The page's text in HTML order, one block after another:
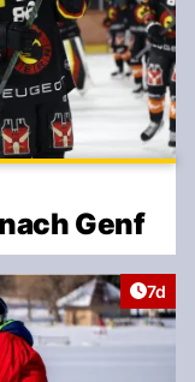
Genf
7d